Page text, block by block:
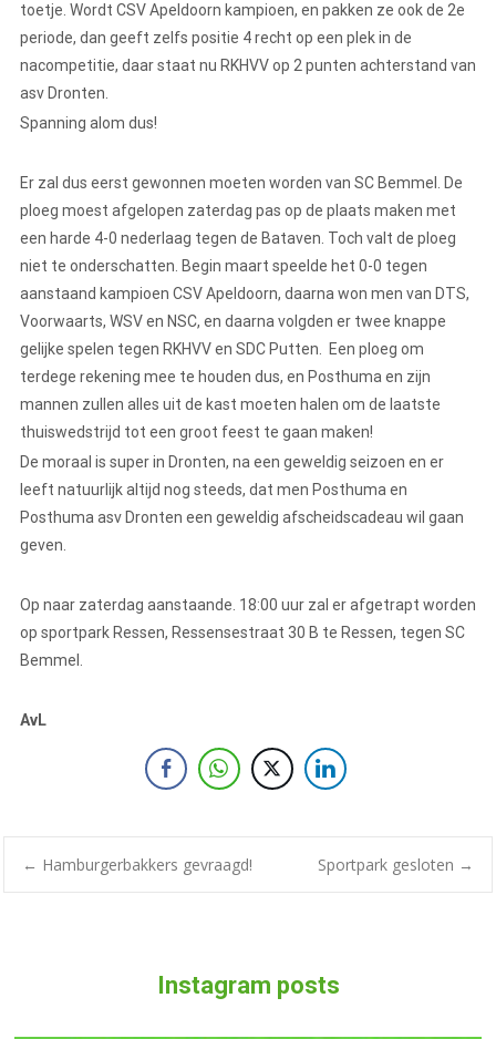
toetje. Wordt CSV Apeldoorn kampioen, en pakken ze ook de 2e
periode, dan geeft zelfs positie 4 recht op een plek in de
nacompetitie, daar staat nu RKHVV op 2 punten achterstand van
asv Dronten.
Spanning alom dus!
Er zal dus eerst gewonnen moeten worden van SC Bemmel. De
ploeg moest afgelopen zaterdag pas op de plaats maken met
een harde 4-0 nederlaag tegen de Bataven. Toch valt de ploeg
niet te onderschatten. Begin maart speelde het 0-0 tegen
aanstaand kampioen CSV Apeldoorn, daarna won men van DTS,
Voorwaarts, WSV en NSC, en daarna volgden er twee knappe
gelijke spelen tegen RKHVV en SDC Putten. Een ploeg om
terdege rekening mee te houden dus, en Posthuma en zijn
mannen zullen alles uit de kast moeten halen om de laatste
thuiswedstrijd tot een groot feest te gaan maken!
De moraal is super in Dronten, na een geweldig seizoen en er
leeft natuurlijk altijd nog steeds, dat men Posthuma en
Posthuma asv Dronten een geweldig afscheidscadeau wil gaan
geven.
Op naar zaterdag aanstaande. 18:00 uur zal er afgetrapt worden
op sportpark Ressen, Ressensestraat 30 B te Ressen, tegen SC
Bemmel.
AvL
← Hamburgerbakkers gevraagd! Sportpark gesloten →
Instagram posts